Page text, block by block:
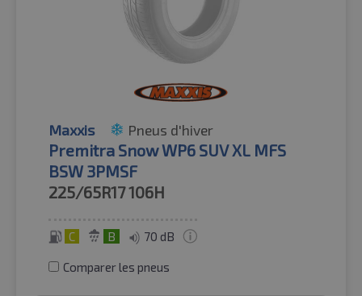
Maxxis Pneus d'hiver
Premitra Snow WP6 SUV XL MFS
BSW 3PMSF
225/65R17106H
C B 70 dB
Comparer les pneus